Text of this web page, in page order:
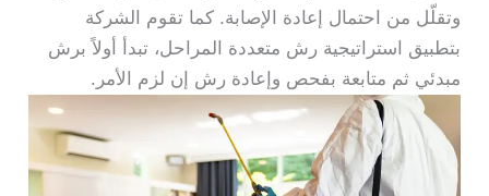
وتقلّل من احتمال إعادة الإصابة. كما تقوم الشركة
بتطبيق استراتيجية رش متعددة المراحل، تبدأ أولاً برش
مبدئي ثم متابعة بفحص وإعادة رش إن لزم الأمر.